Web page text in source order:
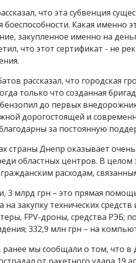
что эта субвенция
Какая именно
закупленное именно на
что этот сертификат - не
рассказал, что городская
только что созданная
до первых
дорогостоящей и
за постоянную
страны Днепр оказывает
областных центров. В
расходам,
3 млрд грн – это прямая
​​на закупку технических
FPV-дроны, средства РЭБ;
332,9 млн грн – на
мы сообщали о том, что в